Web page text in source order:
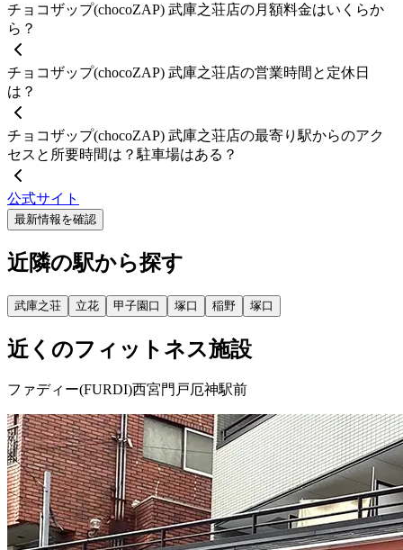
チョコザップ(chocoZAP) 武庫之荘店の月額料金はいくらか
ら？
チョコザップ(chocoZAP) 武庫之荘店の営業時間と定休日
は？
チョコザップ(chocoZAP) 武庫之荘店の最寄り駅からのアク
セスと所要時間は？駐車場はある？
公式サイト
最新情報を確認
近隣の駅から探す
武庫之荘 立花 甲子園口 塚口 稲野 塚口
近くのフィットネス施設
ファディー(FURDI)西宮門戸厄神駅前